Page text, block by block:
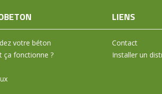
votre béton
ça fonctionne ?
LIENS
Contact
Installer un